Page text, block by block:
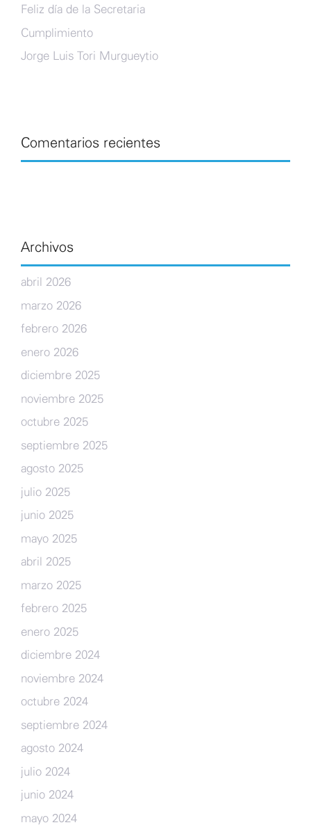
Feliz día de la Secretaria
Cumplimiento
Jorge Luis Tori Murgueytio
Comentarios recientes
Archivos
abril 2026
marzo 2026
febrero 2026
enero 2026
diciembre 2025
noviembre 2025
octubre 2025
septiembre 2025
agosto 2025
julio 2025
junio 2025
mayo 2025
abril 2025
marzo 2025
febrero 2025
enero 2025
diciembre 2024
noviembre 2024
octubre 2024
septiembre 2024
agosto 2024
julio 2024
junio 2024
mayo 2024